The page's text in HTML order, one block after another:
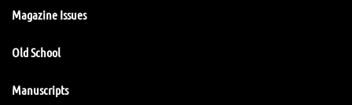
Magazine Issues
Old School
Manuscripts